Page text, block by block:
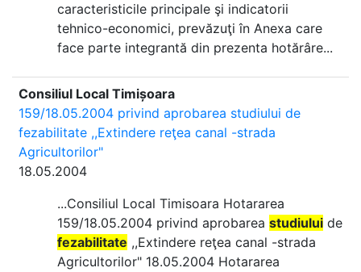
caracteristicile principale şi indicatorii
tehnico-economici, prevăzuţi în Anexa care
face parte integrantă din prezenta hotărâre...
Consiliul Local Timișoara
159/18.05.2004 privind aprobarea studiului de
fezabilitate ,,Extindere reţea canal -strada
Agricultorilor"
18.05.2004
...Consiliul Local Timisoara Hotararea
159/18.05.2004 privind aprobarea studiului de
fezabilitate ,,Extindere reţea canal -strada
Agricultorilor" 18.05.2004 Hotararea